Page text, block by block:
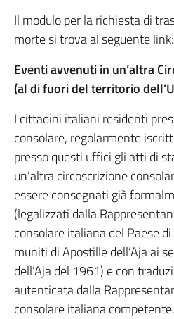
Il modulo per la richiesta di
morte si trova al seguente
Eventi avvenuti in un’altra
(al di fuori del territorio
I cittadini italiani residenti
consolare, regolarmente
presso questi uffici gli atti di
un’altra circoscrizione
essere consegnati già
(legalizzati dalla
consolare italiana del Paese
muniti di Apostille dell’Aja ai
dell’Aja del 1961) e con
autenticata dalla
consolare italiana competente.